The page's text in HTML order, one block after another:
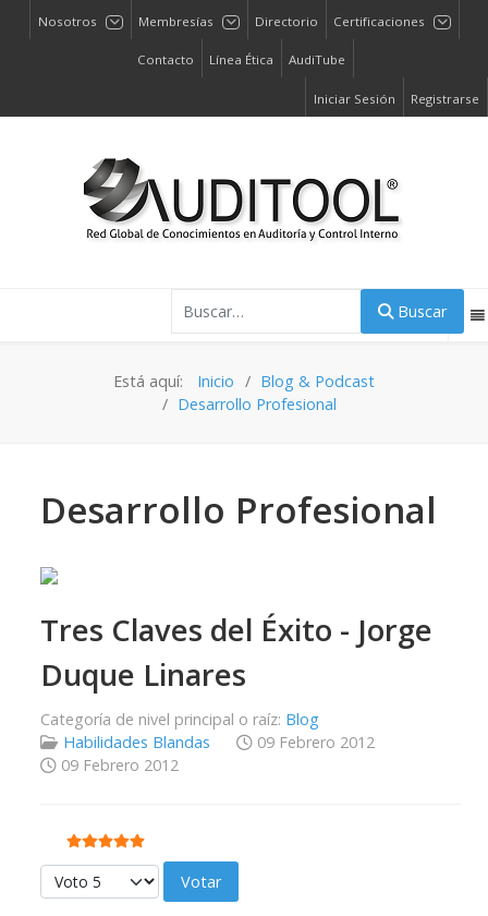
Nosotros Membresías Directorio Certificaciones
Contacto Línea Ética AudiTube
Iniciar Sesión Registrarse
Buscar
Está aquí: Inicio
Blog & Podcast
Desarrollo Profesional
Desarrollo Profesional
Tres Claves del Éxito - Jorge
Duque Linares
Categoría de nivel principal o raíz: Blog
Habilidades Blandas
09 Febrero 2012
09 Febrero 2012
Ratio:5/5
Por favor, vote